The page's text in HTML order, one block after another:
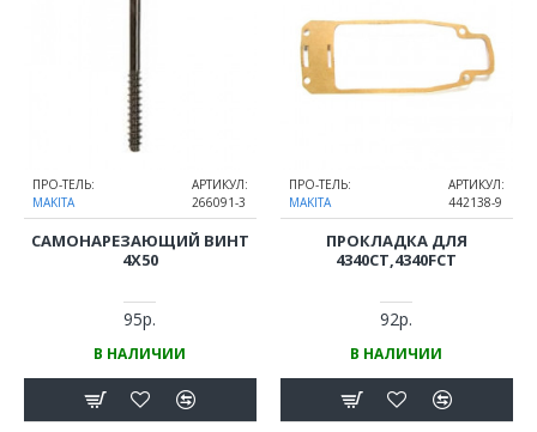
ПРО-ТЕЛЬ:
MAKITA
АРТИКУЛ:
266091-3
САМОНАРЕЗАЮЩИЙ ВИНТ
4Х50
95р.
В НАЛИЧИИ
ПРО-ТЕЛЬ:
MAKITA
АРТИКУЛ:
442138-9
ПРОКЛАДКА ДЛЯ
4340CT,4340FCT
92р.
В НАЛИЧИИ